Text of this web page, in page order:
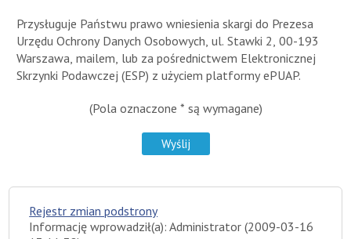
Przysługuje Państwu prawo wniesienia skargi do Prezesa
Urzędu Ochrony Danych Osobowych, ul. Stawki 2, 00-193
Warszawa, mailem, lub za pośrednictwem Elektronicznej
Skrzynki Podawczej (ESP) z użyciem platformy ePUAP.
(Pola oznaczone * są wymagane)
Rejestr zmian podstrony
Informację wprowadził(a): Administrator (2009-03-16